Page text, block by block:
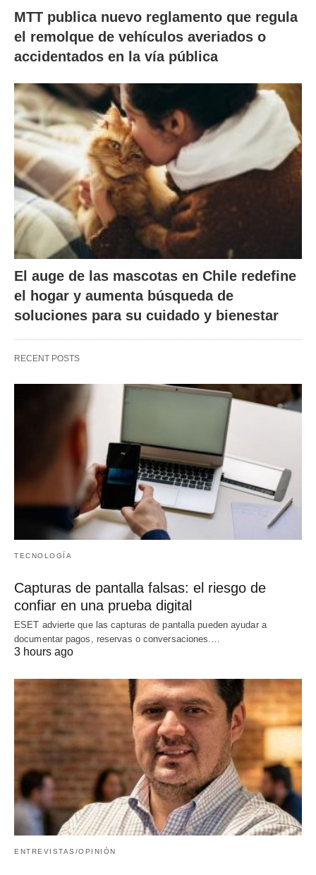
MTT publica nuevo reglamento que regula
el remolque de vehículos averiados o
accidentados en la vía pública
El auge de las mascotas en Chile redefine
el hogar y aumenta búsqueda de
soluciones para su cuidado y bienestar
RECENT POSTS
TECNOLOGÍA
Capturas de pantalla falsas: el riesgo de
confiar en una prueba digital
ESET advierte que las capturas de pantalla pueden ayudar a
documentar pagos, reservas o conversaciones.…
3 hours ago
ENTREVISTAS/OPINIÓN